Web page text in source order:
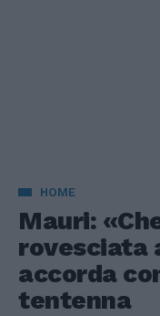
HOME
Mauri:
rovesciata
accorda
tentenna